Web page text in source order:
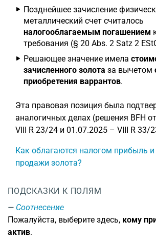
Позднейшее зачисление
металлический счет считалось
налогооблагаемым погашением
требования (§ 20 Abs. 2 Satz 2
Решающее значение имела
зачисленного золота за вычетом
приобретения варрантов.
Эта правовая позиция была
аналогичных делах (решения BFH
VIII R 23/24 и 01.07.2025 – VIII R 33/
Как облагаются налогом прибыль
продажи золота?
ПОДСКАЗКИ К ПОЛЯМ
Соотнесение
Пожалуйста, выберите здесь, кому
актив.